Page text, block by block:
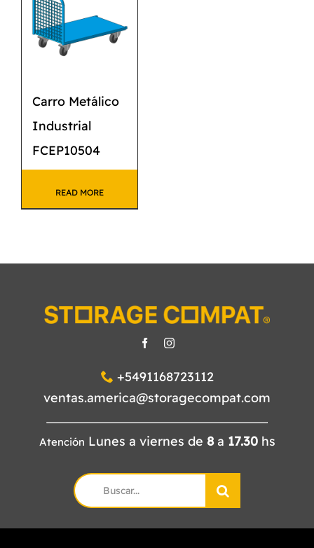
Carro Metálico
Industrial
FCEP10504
READ MORE
+5491168723112
ventas.america@storagecompat.com
Atención Lunes a viernes de 8a 17.30hs
Search
for: